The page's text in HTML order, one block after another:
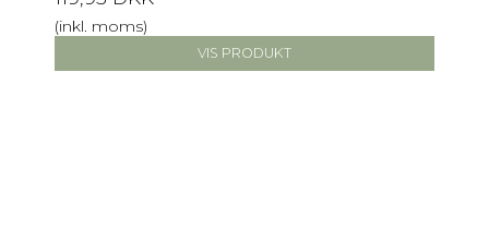
(inkl. moms)
VIS PRODUKT